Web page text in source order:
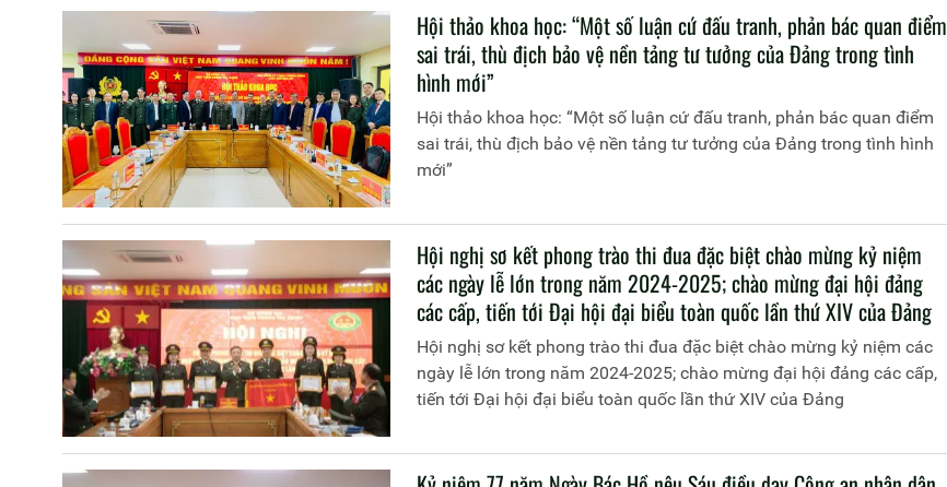
Hội thảo khoa học: “Một số luận cứ đấu tranh, phản bác quan điểm
sai trái, thù địch bảo vệ nền tảng tư tưởng của Đảng trong tình
hình mới”
Hội thảo khoa học: “Một số luận cứ đấu tranh, phản bác quan điểm
sai trái, thù địch bảo vệ nền tảng tư tưởng của Đảng trong tình hình
mới”
Hội nghị sơ kết phong trào thi đua đặc biệt chào mừng kỷ niệm
các ngày lễ lớn trong năm 2024-2025; chào mừng đại hội đảng
các cấp, tiến tới Đại hội đại biểu toàn quốc lần thứ XIV của Đảng
Hội nghị sơ kết phong trào thi đua đặc biệt chào mừng kỷ niệm các
ngày lễ lớn trong năm 2024-2025; chào mừng đại hội đảng các cấp,
tiến tới Đại hội đại biểu toàn quốc lần thứ XIV của Đảng